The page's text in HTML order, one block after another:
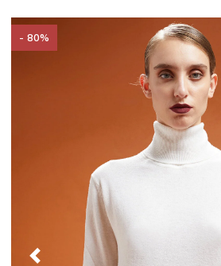
- 80%